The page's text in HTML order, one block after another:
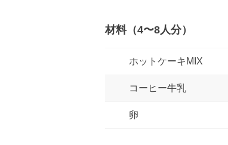
材料（4〜8人分）
ホットケーキMIX
コーヒー牛乳
卵